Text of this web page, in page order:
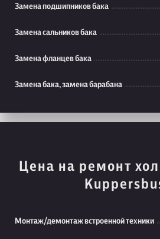
Замена подшипников бака
Замена сальников бака
Замена фланцев бака
Замена бака, замена барабана
Цена на ремонт
Монтаж/демонтаж встроенной техники